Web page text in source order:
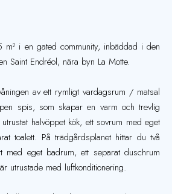
i en gated community, inbäddad i den
Saint Endréol, nära byn La Motte.
av ett rymligt vardagsrum / matsal
spis, som skapar en varm och trevlig
halvöppet kök, ett sovrum med eget
toalett. På trädgårdsplanet hittar du två
med eget badrum, ett separat duschrum
utrustade med luftkonditionering.